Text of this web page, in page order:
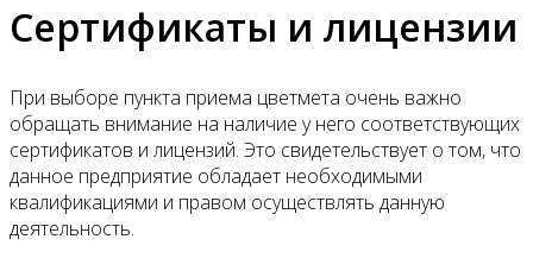
Сертификаты и лицензии
При выборе пункта приема цветмета очень важно
обращать внимание на наличие у него соответствующих
сертификатов и лицензий. Это свидетельствует о том, что
данное предприятие обладает необходимыми
квалификациями и правом осуществлять данную
деятельность.